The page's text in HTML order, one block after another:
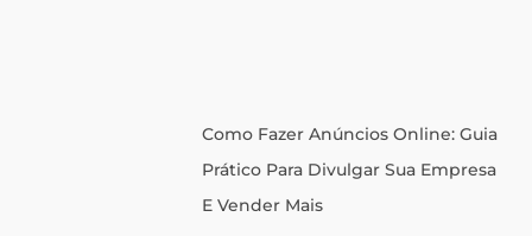
Como Fazer Anúncios Online: Guia
Prático Para Divulgar Sua Empresa
E Vender Mais